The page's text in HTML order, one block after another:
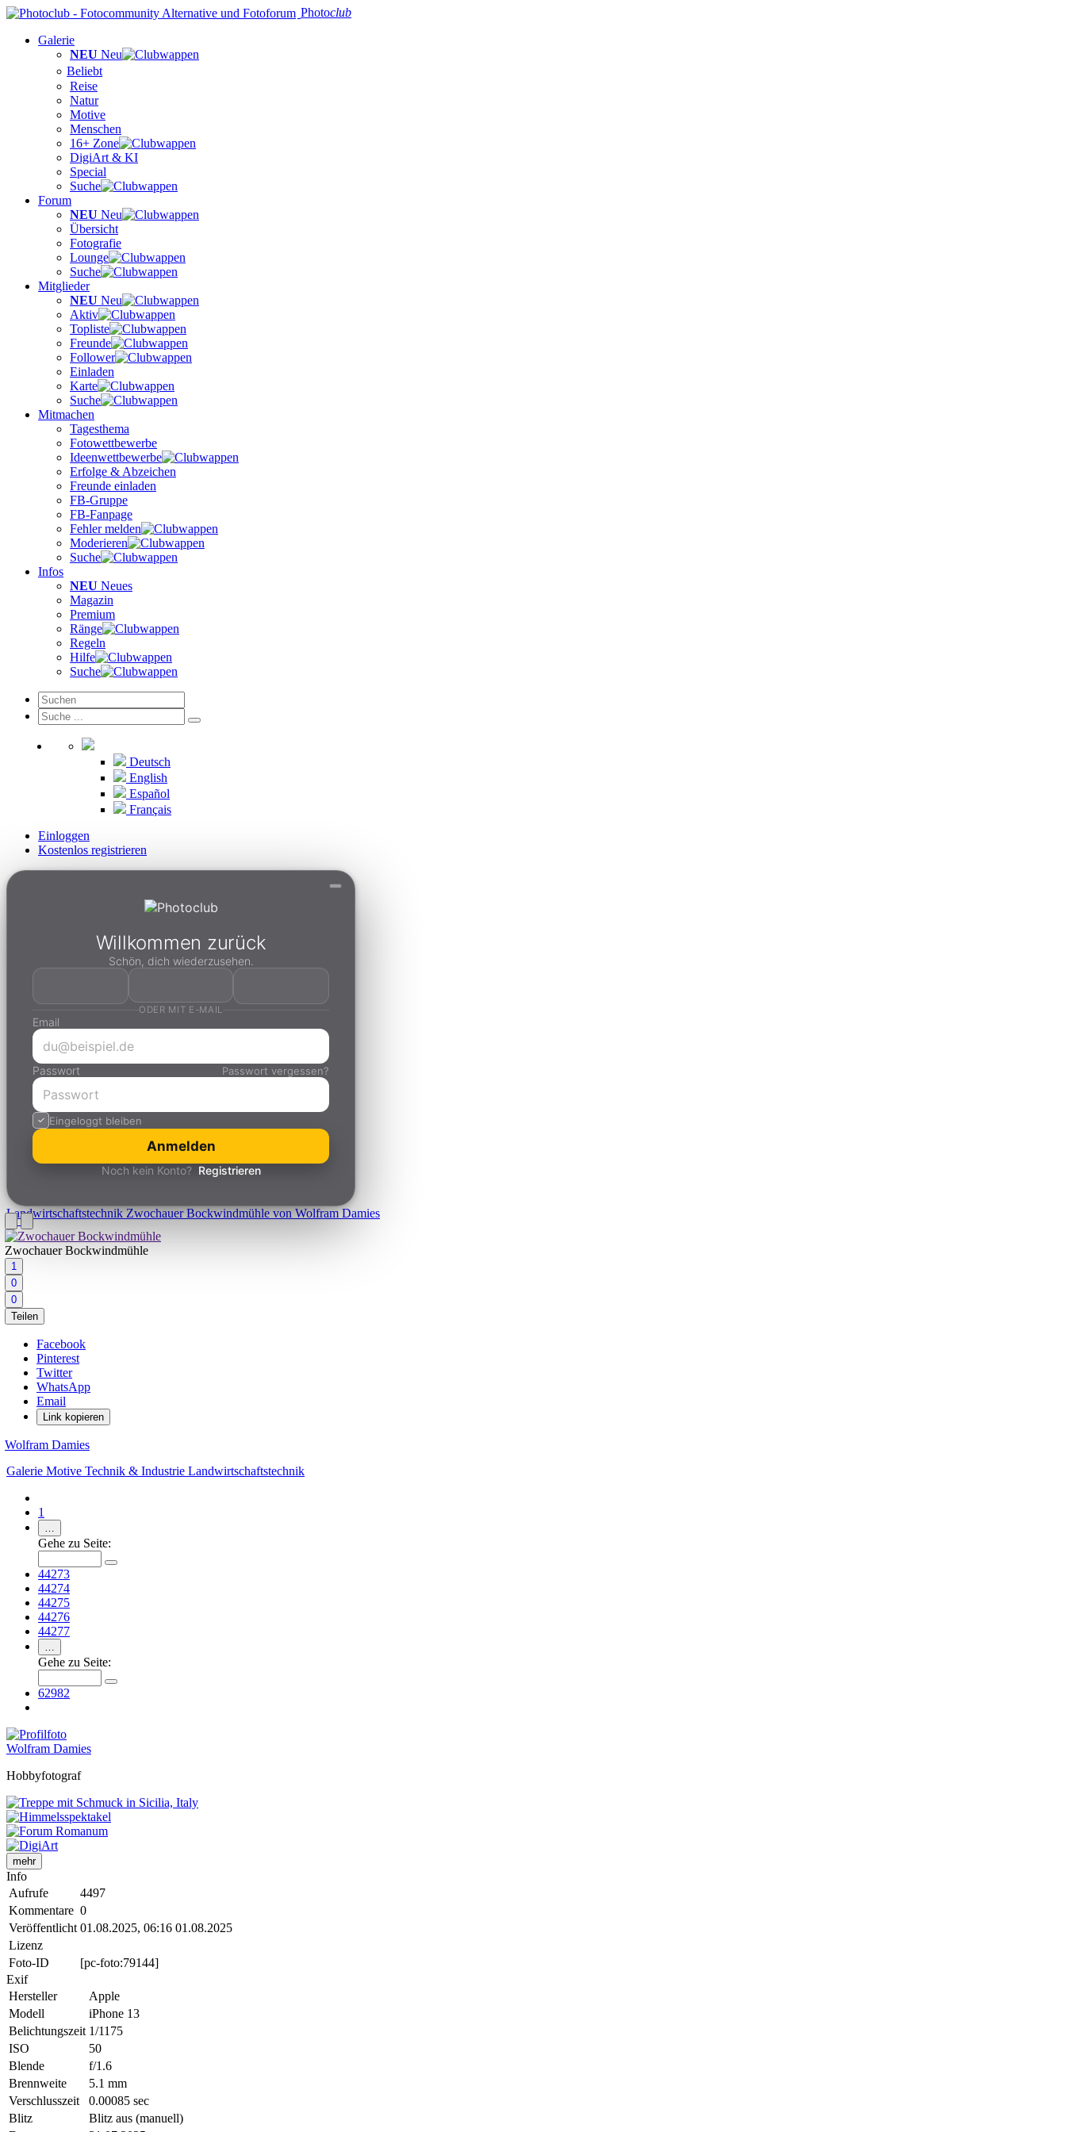
Photoclub
Galerie
NEU Neu
Beliebt
Reise
Natur
Motive
Menschen
16+ Zone
DigiArt & KI
Special
Suche
Forum
NEU Neu
Übersicht
Fotografie
Lounge
Suche
Mitglieder
NEU Neu
Aktiv
Topliste
Freunde
Follower
Einladen
Karte
Suche
Mitmachen
Tagesthema
Fotowettbewerbe
Ideenwettbewerbe
Erfolge & Abzeichen
Freunde einladen
FB-Gruppe
FB-Fanpage
Fehler melden
Moderieren
Suche
Infos
NEU Neues
Magazin
Premium
Ränge
Regeln
Hilfe
Suche
Deutsch
English
Español
Français
Einloggen
Kostenlos registrieren
Willkommen zurück
Schön, dich wiederzusehen.
ODER MIT E-MAIL
Email
Passwort Passwort vergessen?
Eingeloggt bleiben
Anmelden
Noch kein Konto? Registrieren
LandwirtschaftstechnikZwochauer Bockwindmühle von Wolfram Damies
Zwochauer Bockwindmühle
1
0
0
Teilen
Facebook
Pinterest
Twitter
WhatsApp
Email
Link kopieren
Wolfram Damies
Galerie Motive Technik & Industrie Landwirtschaftstechnik
1
…
Gehe zu Seite:
44273
44274
44275
44276
44277
…
Gehe zu Seite:
62982
Wolfram Damies
Hobbyfotograf
mehr
Info
Aufrufe
4497
Kommentare 0
Veröffentlicht 01.08.2025, 06:16 01.08.2025
Lizenz
Foto-ID
[pc-foto:79144]
Exif
Hersteller
Apple
Modell
iPhone 13
Belichtungszeit 1/1175
ISO
50
Blende
f/1.6
Brennweite
5.1 mm
Verschlusszeit
0.00085 sec
Blitz
Blitz aus (manuell)